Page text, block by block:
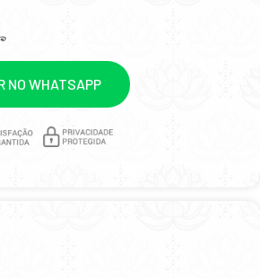
NO WHATSAPP